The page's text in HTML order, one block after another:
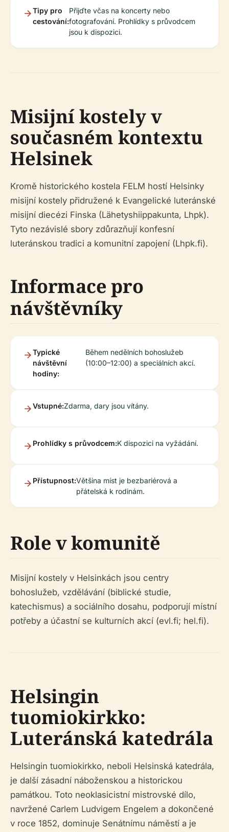
Tipy pro
cestování:
Přijďte včas na koncerty nebo
fotografování. Prohlídky s průvodcem
jsou k dispozici.
Misijní kostely v
současném kontextu
Helsinek
Kromě historického kostela FELM hostí Helsinky
misijní kostely přidružené k Evangelické luteránské
misijní diecézi Finska (Lähetyshiippakunta, Lhpk).
Tyto nezávislé sbory zdůrazňují konfesní
luteránskou tradici a komunitní zapojení (Lhpk.fi).
Informace pro
návštěvníky
Typické
návštěvní
hodiny:
Během nedělních bohoslužeb
(10:00–12:00) a speciálních akcí.
Vstupné:Zdarma, dary jsou vítány.
Prohlídky s průvodcem:K dispozici na vyžádání.
Přístupnost:Většina míst je bezbariérová a
přátelská k rodinám.
Role v komunitě
Misijní kostely v Helsinkách jsou centry
bohoslužeb, vzdělávání (biblické studie,
katechismus) a sociálního dosahu, podporují místní
potřeby a účastní se kulturních akcí (evl.fi; hel.fi).
Helsingin
tuomiokirkko:
Luteránská katedrála
Helsingin tuomiokirkko, neboli Helsinská katedrála,
je další zásadní náboženskou a historickou
památkou. Toto neoklasicistní mistrovské dílo,
navržené Carlem Ludvigem Engelem a dokončené
v roce 1852, dominuje Senátnímu náměstí a je